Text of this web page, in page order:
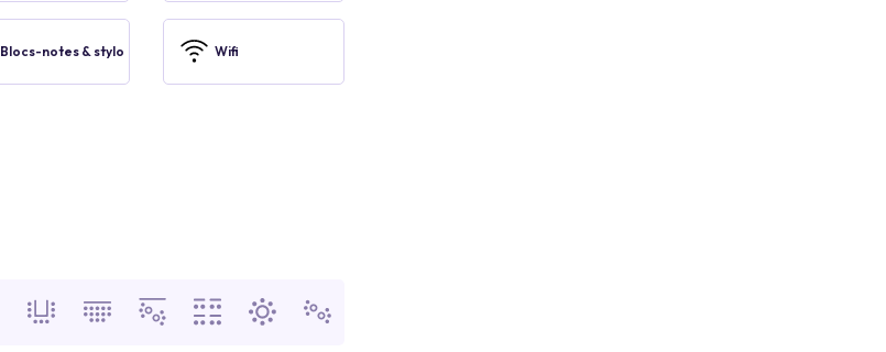
Blocs-notes & stylo Wifi